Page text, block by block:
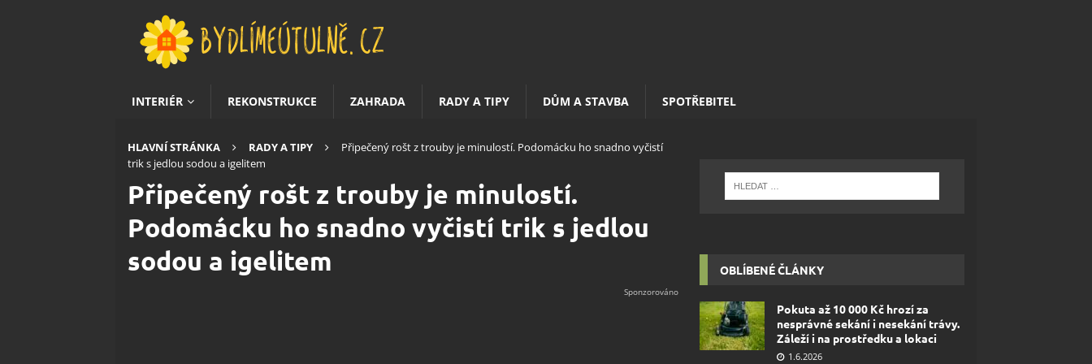
INTERIÉR REKONSTRUKCE ZAHRADA RADY A TIPY DŮM A STAVBA SPOTŘEBITEL
HLAVNÍ STRÁNKA RADY A TIPY
Připečený rošt z trouby je minulostí. Podomácku ho snadno vyčistí
trik s jedlou sodou a igelitem
Připečený rošt z trouby je minulostí.
Podomácku ho snadno vyčistí trik s jedlou
sodou a igelitem
OBLÍBENÉ ČLÁNKY
Pokuta až 10 000 Kč hrozí za
nesprávné sekání i nesekání trávy.
Záleží i na prostředku a lokaci
1.6.2026